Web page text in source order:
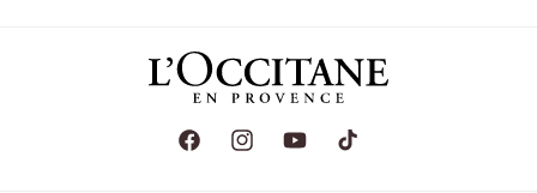
„Facebook“„Instagram“„YouTube“„TikTok“